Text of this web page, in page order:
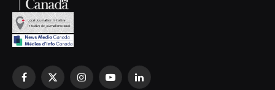
Facebook
X
InstagramYouTubeLinkedIn